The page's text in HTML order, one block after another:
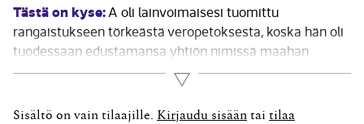
Tästä on kyse:A oli lainvoimaisesi tuomittu
rangaistukseen törkeästä veropetoksesta, koska hän oli
tuodessaan edustamansa yhtiön nimissä maahan
tavaraa ilmoittanut tulliviranomaisille tavaran arvon
liian alhaisena ja siten välttänyt maahan tuotaessa
määrättävää liikevaihtoveroa. A haki tuomion
Lue lisää
Sisältö on vain tilaajille. Kirjaudu sisään tai tilaa